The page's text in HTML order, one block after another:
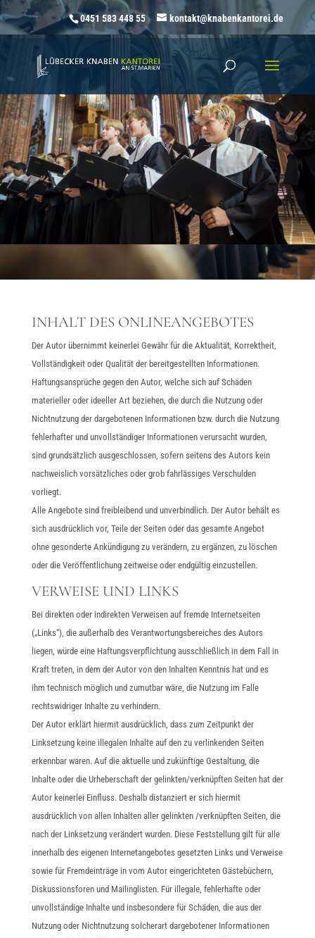
0451 583 448 55 kontakt@knabenkantorei.de
INHALT DES ONLINEANGEBOTES
Der Autor übernimmt keinerlei Gewähr für die Aktualität, Korrektheit,
Vollständigkeit oder Qualität der bereitgestellten Informationen.
Haftungsansprüche gegen den Autor, welche sich auf Schäden
materieller oder ideeller Art beziehen, die durch die Nutzung oder
Nichtnutzung der dargebotenen Informationen bzw. durch die Nutzung
fehlerhafter und unvollständiger Informationen verursacht wurden,
sind grundsätzlich ausgeschlossen, sofern seitens des Autors kein
nachweislich vorsätzliches oder grob fahrlässiges Verschulden
vorliegt.
Alle Angebote sind freibleibend und unverbindlich. Der Autor behält es
sich ausdrücklich vor, Teile der Seiten oder das gesamte Angebot
ohne gesonderte Ankündigung zu verändern, zu ergänzen, zu löschen
oder die Veröffentlichung zeitweise oder endgültig einzustellen.
VERWEISE UND LINKS
Bei direkten oder indirekten Verweisen auf fremde Internetseiten
(„Links“), die außerhalb des Verantwortungsbereiches des Autors
liegen, würde eine Haftungsverpflichtung ausschließlich in dem Fall in
Kraft treten, in dem der Autor von den Inhalten Kenntnis hat und es
ihm technisch möglich und zumutbar wäre, die Nutzung im Falle
rechtswidriger Inhalte zu verhindern.
Der Autor erklärt hiermit ausdrücklich, dass zum Zeitpunkt der
Linksetzung keine illegalen Inhalte auf den zu verlinkenden Seiten
erkennbar waren. Auf die aktuelle und zukünftige Gestaltung, die
Inhalte oder die Urheberschaft der gelinkten/verknüpften Seiten hat der
Autor keinerlei Einfluss. Deshalb distanziert er sich hiermit
ausdrücklich von allen Inhalten aller gelinkten /verknüpften Seiten, die
nach der Linksetzung verändert wurden. Diese Feststellung gilt für alle
innerhalb des eigenen Internetangebotes gesetzten Links und Verweise
sowie für Fremdeinträge in vom Autor eingerichteten Gästebüchern,
Diskussionsforen und Mailinglisten. Für illegale, fehlerhafte oder
unvollständige Inhalte und insbesondere für Schäden, die aus der
Nutzung oder Nichtnutzung solcherart dargebotener Informationen